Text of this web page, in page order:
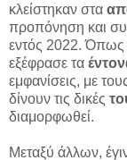
κλείστηκαν στα
προπόνηση και
εντός 2022. Όπως
εξέφρασε τα
εμφανίσεις, με
δίνουν τις δικές
διαμορφωθεί.
Μεταξύ άλλων,